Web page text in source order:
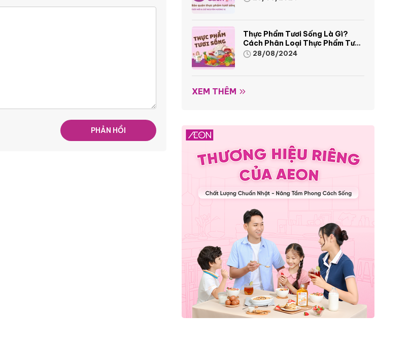
Thực Phẩm Tươi Sống Là Gì?
Cách Phân Loại Thực Phẩm Tươi
Sống28/08/2024
XEM THÊM